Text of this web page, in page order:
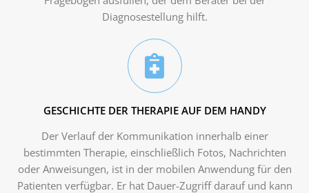
Diagnosestellung hilft.
GESCHICHTE DER THERAPIE AUF DEM HANDY
Der Verlauf der Kommunikation innerhalb einer
bestimmten Therapie, einschließlich Fotos, Nachrichten
oder Anweisungen, ist in der mobilen Anwendung für den
Patienten verfügbar. Er hat Dauer-Zugriff darauf und kann